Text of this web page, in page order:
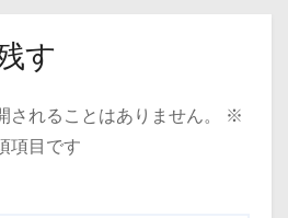
す
れることはありません。
※
項目です